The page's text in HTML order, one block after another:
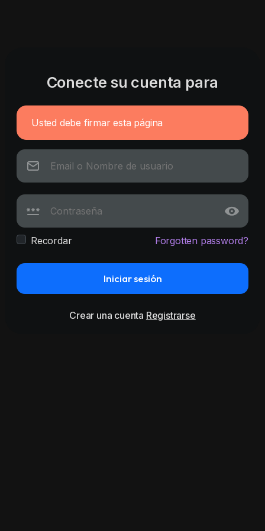
Conecte su cuenta para
Usted debe firmar esta página
Recordar Forgotten password?
Iniciar sesión
Crear una cuenta Registrarse